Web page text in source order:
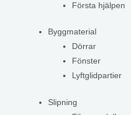
Första hjälpen
Byggmaterial
Dörrar
Fönster
Lyftglidpartier
Slipning